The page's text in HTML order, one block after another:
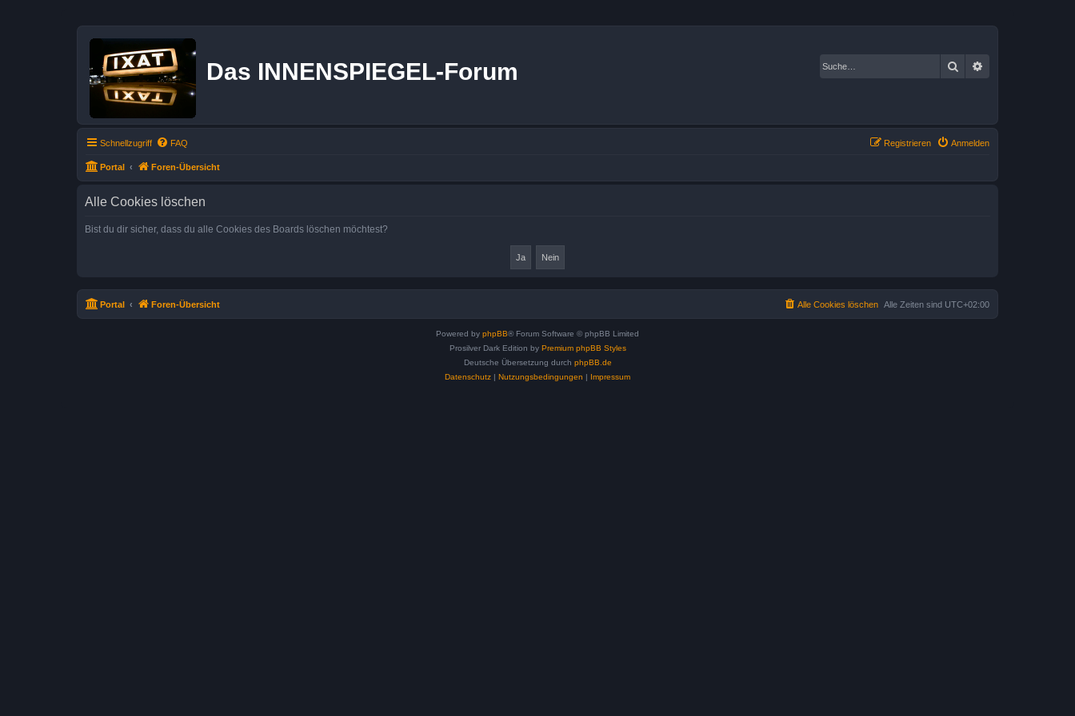
Das INNENSPIEGEL-Forum Suche
Schnellzugriff FAQ Anmelden
Registrieren
Portal Foren-Übersicht
Alle Cookies löschen
Bist du dir sicher, dass du alle Cookies des Boards löschen möchtest?
Portal Foren-Übersicht Alle Zeiten sind UTC+02:00
Alle Cookies löschen
Powered by phpBB® Forum Software © phpBB Limited
Prosilver Dark Edition by Premium phpBB Styles
Deutsche Übersetzung durch phpBB.de
Datenschutz | Nutzungsbedingungen | Impressum